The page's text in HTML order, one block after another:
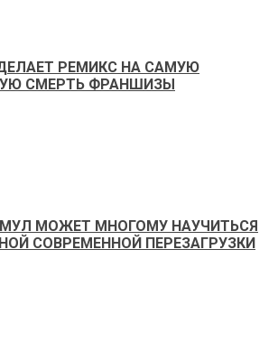
ДЕЛАЕТ РЕМИКС НА САМУЮ
СМЕРТЬ ФРАНШИЗЫ
МОЖЕТ МНОГОМУ НАУЧИТЬСЯ
СОВРЕМЕННОЙ ПЕРЕЗАГРУЗКИ